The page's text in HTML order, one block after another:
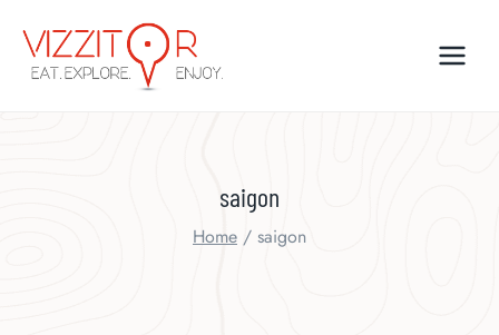
content
saigon
Home / saigon